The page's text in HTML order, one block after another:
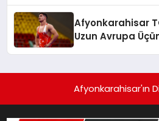
Afyonkarahisar
Uzun Avrupa
Afyonkarahisar'ın